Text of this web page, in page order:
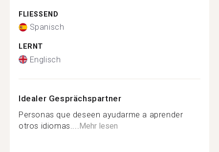
FLIESSEND
Spanisch
LERNT
Englisch
Idealer Gesprächspartner
Personas que deseen ayudarme a aprender
otros idiomas.... Mehr lesen